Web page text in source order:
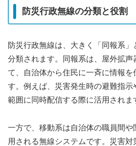
防災行政無線の分類と役割
防災行政無線は、大きく「同報系」
分類されます。同報系は、屋外拡声
て、自治体から住民に一斉に情報
す。例えば、災害発生時の避難指
範囲に同時配信する際に活用されま
一方で、移動系は自治体の職員間や
用される無線システムです。災害